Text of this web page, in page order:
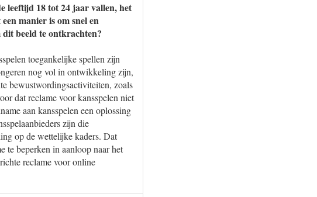
leeftijd 18 tot 24 jaar vallen, het
manier is om snel en
beeld te ontkrachten?
toegankelijke spellen zijn
nog vol in ontwikkeling zijn,
bewustwordingsactiviteiten, zoals
dat reclame voor kansspelen niet
aan kansspelen een oplossing
zijn die
op de wettelijke kaders. Dat
te beperken in aanloop naar het
reclame voor online